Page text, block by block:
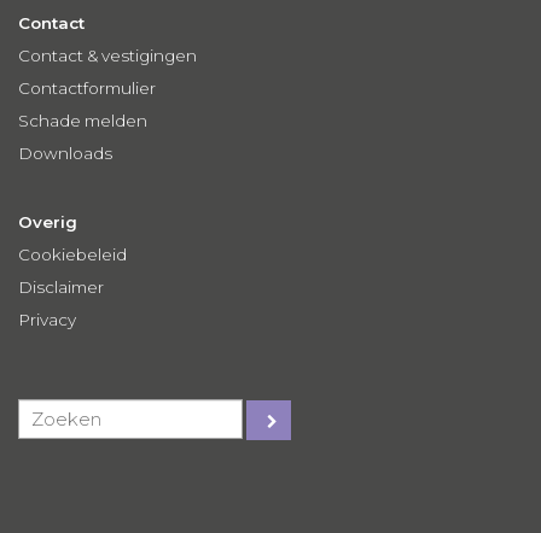
Contact
Contact & vestigingen
Contactformulier
Schade melden
Downloads
Overig
Cookiebeleid
Disclaimer
Privacy